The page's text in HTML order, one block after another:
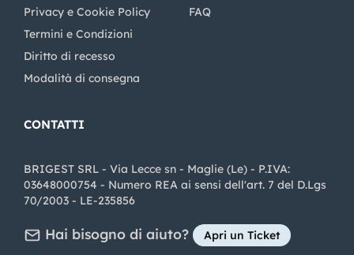
Privacy e Cookie Policy
Termini e Condizioni
Diritto di recesso
Modalità di consegna
FAQ
CONTATTI
BRIGEST SRL - Via Lecce sn - Maglie (Le) - P.IVA:
03648000754 - Numero REA ai sensi dell'art. 7 del D.Lgs
70/2003 - LE-235856
Hai bisogno di aiuto? Apri un Ticket